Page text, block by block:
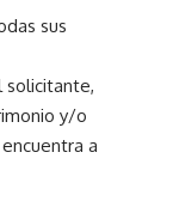
sus
solicitante,
y/o
a